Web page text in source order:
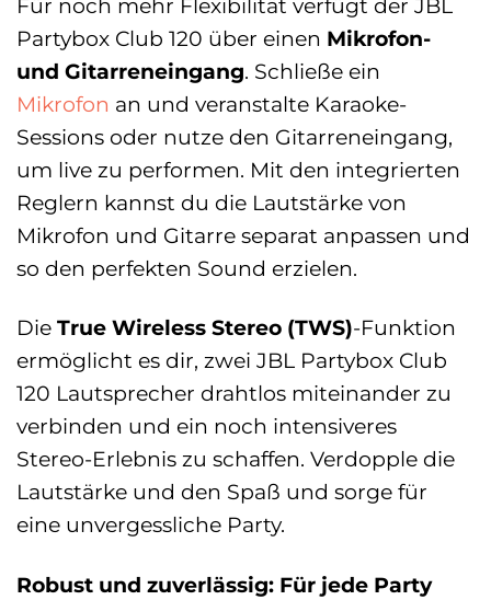
Partybox Club 120 über einen Mikrofon-
und Gitarreneingang. Schließe ein
Mikrofon an und veranstalte Karaoke-
Sessions oder nutze den Gitarreneingang,
um live zu performen. Mit den integrierten
Reglern kannst du die Lautstärke von
Mikrofon und Gitarre separat anpassen und
so den perfekten Sound erzielen.
Die True Wireless Stereo (TWS)-Funktion
ermöglicht es dir, zwei JBL Partybox Club
120 Lautsprecher drahtlos miteinander zu
verbinden und ein noch intensiveres
Stereo-Erlebnis zu schaffen. Verdopple die
Lautstärke und den Spaß und sorge für
eine unvergessliche Party.
Robust und zuverlässig: Für jede Party